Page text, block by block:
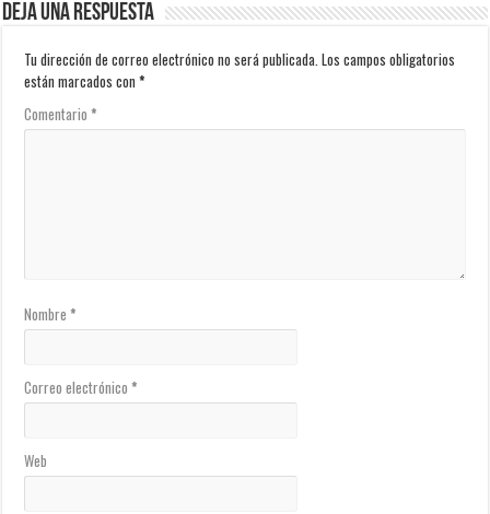
Deja una respuesta
Tu dirección de correo electrónico no será publicada. Los campos obligatorios
están marcados con*
Comentario*
Nombre*
Correo electrónico*
Web